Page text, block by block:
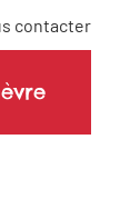
contacter